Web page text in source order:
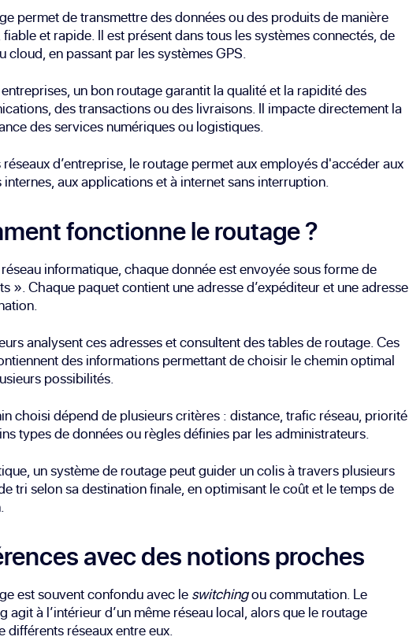
permet de transmettre des données ou des produits de manière
et rapide. Il est présent dans tous les systèmes connectés, de
cloud, en passant par les systèmes GPS.
un bon routage garantit la qualité et la rapidité des
des transactions ou des livraisons. Il impacte directement la
des services numériques ou logistiques.
réseaux d’entreprise, le routage permet aux employés d'accéder aux
internes, aux applications et à internet sans interruption.
fonctionne le routage ?
informatique, chaque donnée est envoyée sous forme de
». Chaque paquet contient une adresse d’expéditeur et une adresse
analysent ces adresses et consultent des tables de routage. Ces
des informations permettant de choisir le chemin optimal
possibilités.
choisi dépend de plusieurs critères : distance, trafic réseau, priorité
types de données ou règles définies par les administrateurs.
un système de routage peut guider un colis à travers plusieurs
tri selon sa destination finale, en optimisant le coût et le temps de
avec des notions proches
est souvent confondu avec le switchingou commutation. Le
agit à l’intérieur d’un même réseau local, alors que le routage
différents réseaux entre eux.